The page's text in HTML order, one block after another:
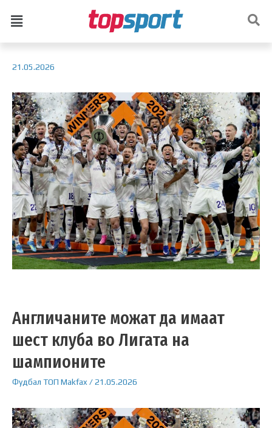
21.05.2026
Англичаните можат да имаат
шест клуба во Лигата на
шампионите
Фудбал ТОП Makfax /21.05.2026